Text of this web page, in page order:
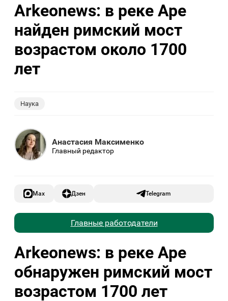
Arkeonews: в реке Аре
найден римский мост
возрастом около 1700
лет
Наука
Анастасия Максименко
Главный редактор
Max Дзен Telegram
Главные работодатели
Arkeonews: в реке Аре
обнаружен римский мост
возрастом 1700 лет